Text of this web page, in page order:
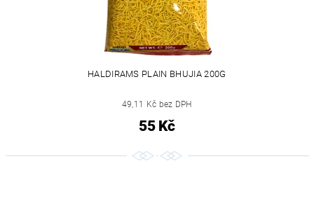
HALDIRAMS PLAIN BHUJIA 200G
49,11 Kč bez DPH
55 Kč